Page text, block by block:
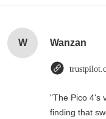
W Wanzan
"The Pico 4's
finding that